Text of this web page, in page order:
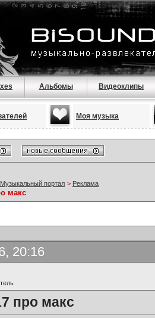
Альбомы Видеоклипы
Моя музыка
портал > Реклама
макс
20:16
про макс